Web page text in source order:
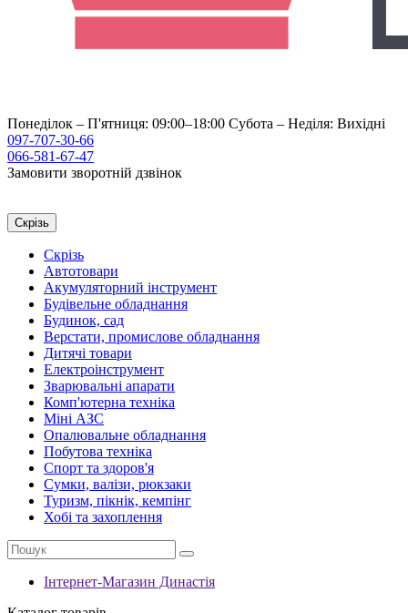
Понеділок – П'ятниця: 09:00–18:00 Субота – Неділя: Вихідні
097-707-30-66
066-581-67-47
Замовити зворотній дзвінок
Скрізь
Скрізь
Автотовари
Акумуляторний інструмент
Будівельне обладнання
Будинок, сад
Верстати, промислове обладнання
Дитячі товари
Електроінструмент
Зварювальні апарати
Комп'ютерна техніка
Міні АЗС
Опалювальне обладнання
Побутова техніка
Спорт та здоров'я
Сумки, валізи, рюкзаки
Туризм, пікнік, кемпінг
Хобі та захоплення
Інтернет-Магазин Династія